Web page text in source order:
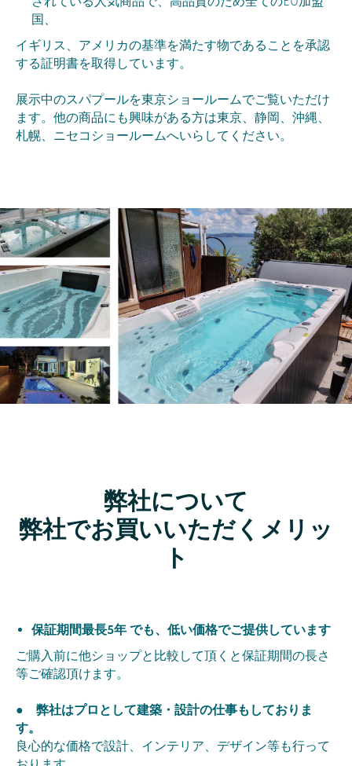
国、
イギリス、アメリカの基準を満たす物であることを承認
する証明書を取得しています。
展示中のスパプールを東京ショールームでご覧いただけ
ます。他の商品にも興味がある方は東京、静岡、沖縄、
札幌、ニセコショールームへいらしてください。
弊社について
弊社でお買いいただくメリッ
ト
保証期間最長5年 でも、低い価格でご提供しています
ご購入前に他ショップと比較して頂くと保証期間の長さ
等ご確認頂けます。
● 弊社はプロとして建築・設計の仕事もしておりま
す。
良心的な価格で設計、インテリア、デザイン等も行って